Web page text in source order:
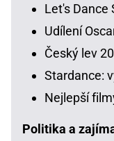
Let's Dance
Udílení
Český lev
Stardance:
Nejlepší
Politika a